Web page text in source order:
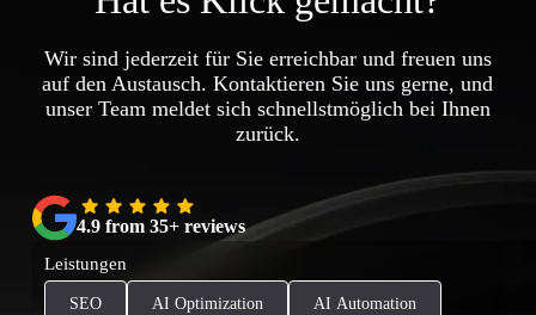
Wir sind jederzeit für Sie erreichbar und freuen uns
auf den Austausch. Kontaktieren Sie uns gerne, und
unser Team meldet sich schnellstmöglich bei Ihnen
zurück.
4.9 from 35+ reviews
Leistungen
SEO AI Optimization AI Automation